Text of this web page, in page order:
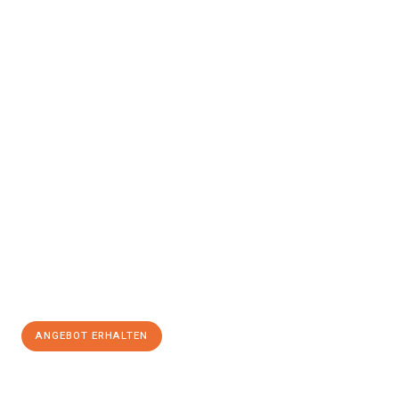
ANGEBOT ERHALTEN